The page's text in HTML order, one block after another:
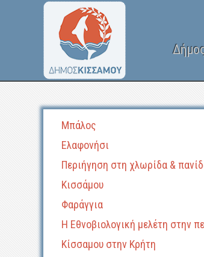
Μπάλος
Ελαφονήσι
Περιήγηση στη χλωρίδα &
Κισσάμου
Φαράγγια
Η Εθνοβιολογική μελέτη στην
Κίσσαμου στην Κρήτη